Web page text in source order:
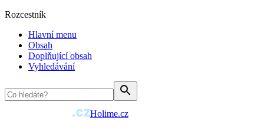
Rozcestník
Hlavní menu
Obsah
Doplňující obsah
Vyhledávání
Holime.cz